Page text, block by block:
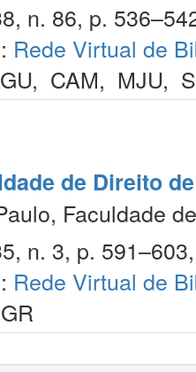
n. 86, p.
Rede Virtual de
, CAM, MJU,
de Direito
Faculdade
n. 3, p.
Rede Virtual de